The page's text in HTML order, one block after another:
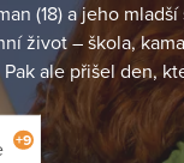
(18) a jeho mladší
život – škola,
ale přišel den,
+9